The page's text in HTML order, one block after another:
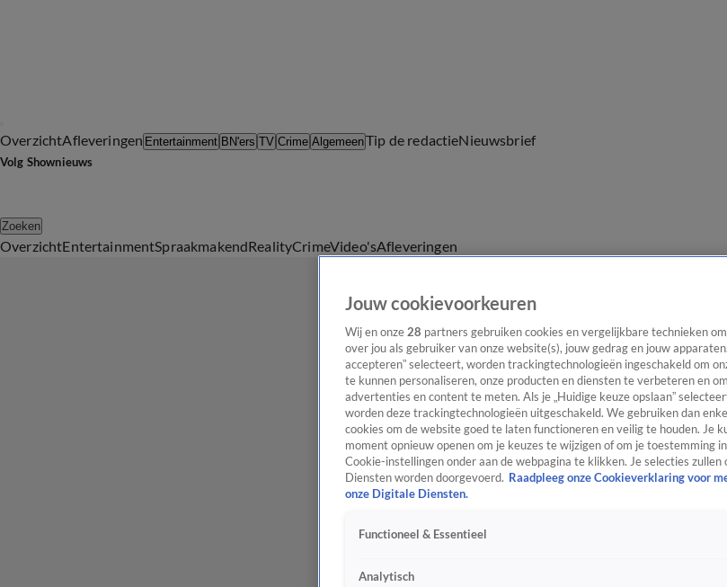
OverzichtAfleveringen Entertainment BN'ers TV Crime AlgemeenTip de redactieNieuwsbrief
Volg Shownieuws
Zoeken
OverzichtEntertainmentSpraakmakendRealityCrimeVideo'sAfleveringen
Jouw cookievoorkeuren
Wij en onze 28 partners gebruiken cookies en vergelijkbare technieken
over jou als gebruiker van onze website(s), jouw gedrag en jouw
accepteren” selecteert, worden trackingtechnologieën ingeschakeld om
te kunnen personaliseren, onze producten en diensten te verbeteren en
advertenties en content te meten. Als je „Huidige keuze opslaan”
worden deze trackingtechnologieën uitgeschakeld. We gebruiken dan
cookies om de website goed te laten functioneren en veilig te houden. Je
moment opnieuw openen om je keuzes te wijzigen of om je toestemming
Cookie-instellingen onder aan de webpagina te klikken. Je selecties
Diensten worden doorgevoerd. Raadpleeg onze Cookieverklaring voor
onze Digitale Diensten.
Functioneel & Essentieel
Analytisch